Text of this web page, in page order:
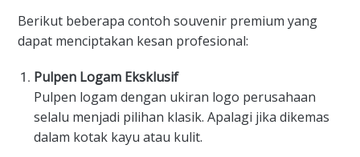
Berikut beberapa contoh souvenir premium yang
dapat menciptakan kesan profesional:
Pulpen Logam Eksklusif
Pulpen logam dengan ukiran logo perusahaan
selalu menjadi pilihan klasik. Apalagi jika dikemas
dalam kotak kayu atau kulit.